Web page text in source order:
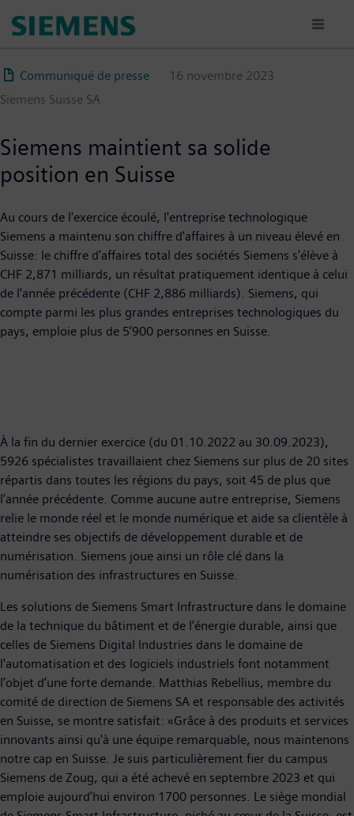
au
principal
Communiqué de presse
16 novembre 2023
Siemens Suisse SA
Siemens maintient sa solide
position en Suisse
Au cours de l'exercice écoulé, l'entreprise technologique
Siemens a maintenu son chiffre d'affaires à un niveau élevé en
Suisse: le chiffre d'affaires total des sociétés Siemens s'élève à
CHF 2,871 milliards, un résultat pratiquement identique à celui
de l'année précédente (CHF 2,886 milliards). Siemens, qui
compte parmi les plus grandes entreprises technologiques du
pays, emploie plus de 5’900 personnes en Suisse.
À la fin du dernier exercice (du 01.10.2022 au 30.09.2023),
5926 spécialistes travaillaient chez Siemens sur plus de 20 sites
répartis dans toutes les régions du pays, soit 45 de plus que
l'année précédente. Comme aucune autre entreprise, Siemens
relie le monde réel et le monde numérique et aide sa clientèle à
atteindre ses objectifs de développement durable et de
numérisation. Siemens joue ainsi un rôle clé dans la
numérisation des infrastructures en Suisse.
Les solutions de Siemens Smart Infrastructure dans le domaine
de la technique du bâtiment et de l’énergie durable, ainsi que
celles de Siemens Digital Industries dans le domaine de
l'automatisation et des logiciels industriels font notamment
l’objet d’une forte demande. Matthias Rebellius, membre du
comité de direction de Siemens SA et responsable des activités
en Suisse, se montre satisfait: «Grâce à des produits et services
innovants ainsi qu'à une équipe remarquable, nous maintenons
notre cap en Suisse. Je suis particulièrement fier du campus
Siemens de Zoug, qui a été achevé en septembre 2023 et qui
emploie aujourd’hui environ 1700 personnes. Le siège mondial